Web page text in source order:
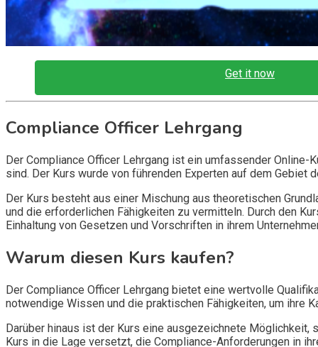
Get it now
Compliance Officer Lehrgang
Der Compliance Officer Lehrgang ist ein umfassender
sind. Der Kurs wurde von führenden Experten auf dem
Der Kurs besteht aus einer Mischung aus theoretischen
und die erforderlichen Fähigkeiten zu vermitteln. Durch den
Einhaltung von Gesetzen und Vorschriften in ihrem
Warum diesen Kurs kaufen?
Der Compliance Officer Lehrgang bietet eine wertvolle
notwendige Wissen und die praktischen Fähigkeiten, um ihre
Darüber hinaus ist der Kurs eine ausgezeichnete
Kurs in die Lage versetzt, die Compliance-Anforderungen in